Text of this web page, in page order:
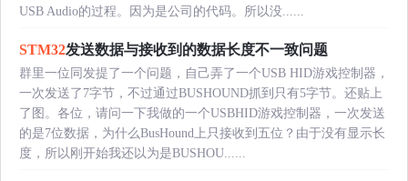
USB Audio的过程。因为是公司的代码。所以没......
STM32发送数据与接收到的数据长度不一致问题
群里一位同发提了一个问题，自己弄了一个USB HID游戏控制器，
一次发送了7字节，不过通过BUSHOUND抓到只有5字节。还贴上
了图。各位，请问一下我做的一个USBHID游戏控制器，一次发送
的是7位数据，为什么BusHound上只接收到五位？由于没有显示长
度，所以刚开始我还以为是BUSHOU......